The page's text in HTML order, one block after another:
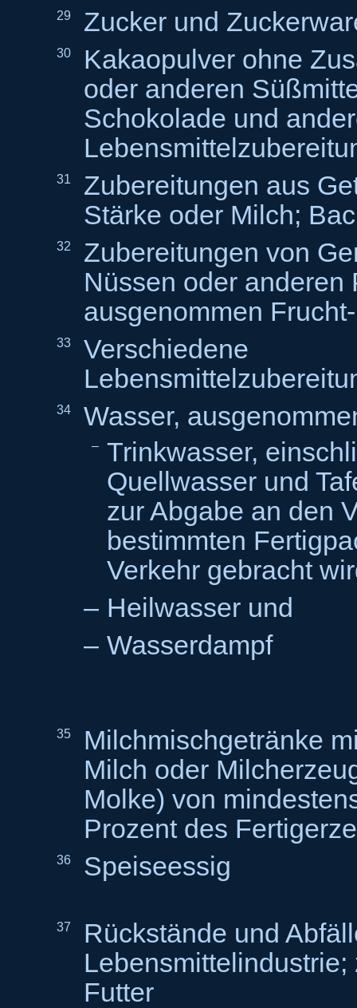
29 Zucker und
30
Kakaopulver ohne
oder anderen
Schokolade und
31
Zubereitungen aus
Stärke oder Milch;
32
Zubereitungen von
Nüssen oder anderen
ausgenommen
33
Verschiedene
34 Wasser,
– Trinkwasser,
Quellwasser und
zur Abgabe an den
bestimmten
Verkehr gebracht
– Heilwasser und
– Wasserdampf
35
Milchmischgetränke
Milch oder
Molke) von
Prozent des
36 Speiseessig
37
Rückstände und
Lebensmittelindustrie;
Futter